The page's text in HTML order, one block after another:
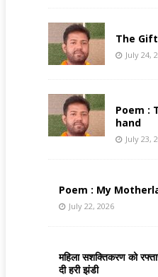
The
July 24,
Poem :
hand
July 23,
Poem : My
July 22, 2026
महिला सशक्तिकरण को
दी हरी झंडी